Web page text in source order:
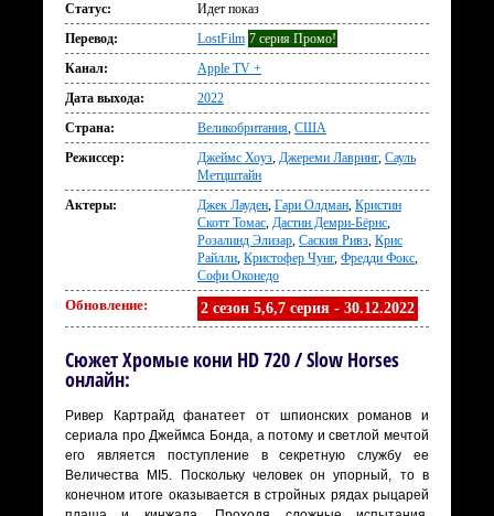
Статус:
Идет показ
Перевод:
LostFilm 7 серия Промо!
Канал:
Apple TV +
Дата выхода:
2022
Страна:
Великобритания, США
Режиссер:
Джеймс Хоуз, Джереми Лавринг, Сауль
Метцштайн
Актеры:
Джек Лауден, Гари Олдман, Кристин
Скотт Томас, Дастин Демри-Бёрнс,
Розалинд Элизар, Саския Ривз, Крис
Райлли, Кристофер Чунг, Фредди Фокс,
Софи Оконедо
Обновление: 2 сезон 5,6,7 серия - 30.12.2022
Сюжет Хромые кони HD 720 / Slow Horses
онлайн:
Ривер Картрайд фанатеет от шпионских романов и
сериала про Джеймса Бонда, а потому и светлой мечтой
его является поступление в секретную службу ее
Величества MI5. Поскольку человек он упорный, то в
конечном итоге оказывается в стройных рядах рыцарей